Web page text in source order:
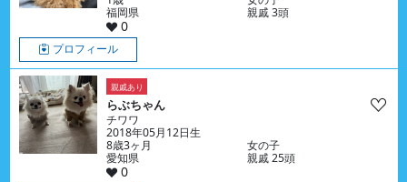
福岡県
親戚 3頭
0
プロフィール
親戚あり
らぶちゃん
チワワ
2018年05月12日生
8歳3ヶ月
女の子
愛知県
親戚 25頭
0